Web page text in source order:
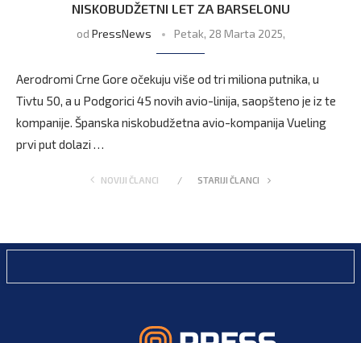
NISKOBUDŽETNI LET ZA BARSELONU
od PressNews Petak, 28 Marta 2025,
Aerodromi Crne Gore očekuju više od tri miliona putnika, u
Tivtu 50, a u Podgorici 45 novih avio-linija, saopšteno je iz te
kompanije. Španska niskobudžetna avio-kompanija Vueling
prvi put dolazi …
NOVIJI ČLANCI STARIJI ČLANCI